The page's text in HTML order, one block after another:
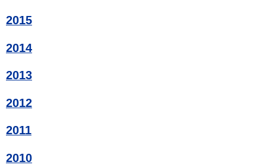
2015
2014
2013
2012
2011
2010